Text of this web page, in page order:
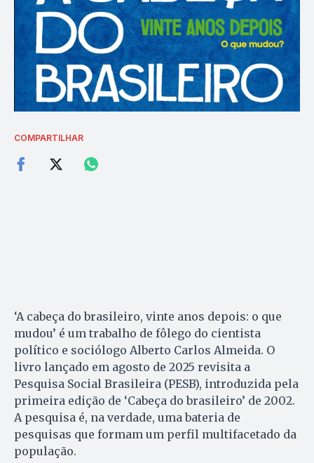
COMPARTILHAR
‘A cabeça do brasileiro, vinte anos depois: o que
mudou’ é um trabalho de fôlego do cientista
político e sociólogo Alberto Carlos Almeida. O
livro lançado em agosto de 2025 revisita a
Pesquisa Social Brasileira (PESB), introduzida pela
primeira edição de ‘Cabeça do brasileiro’ de 2002.
A pesquisa é, na verdade, uma bateria de
pesquisas que formam um perfil multifacetado da
população.